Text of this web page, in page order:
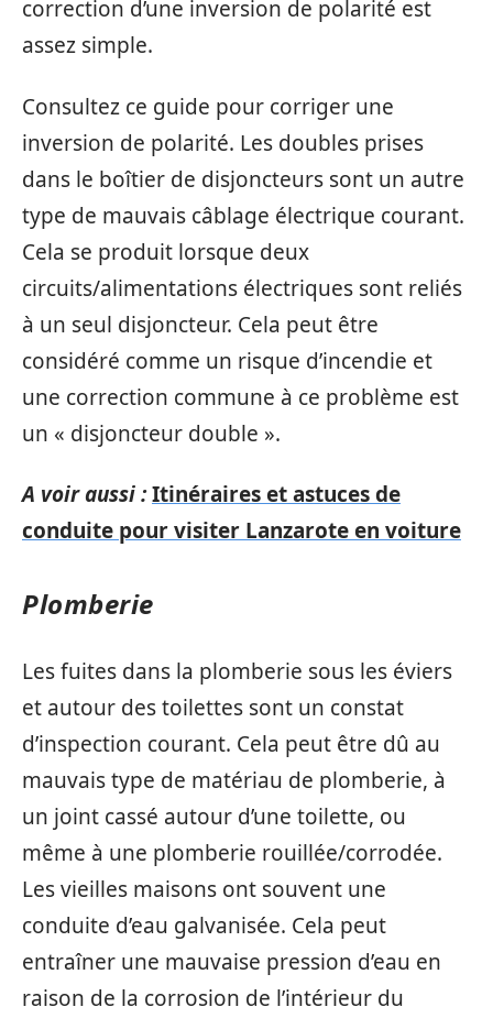
correction d’une inversion de polarité est
assez simple.
Consultez ce guide pour corriger une
inversion de polarité. Les doubles prises
dans le boîtier de disjoncteurs sont un autre
type de mauvais câblage électrique courant.
Cela se produit lorsque deux
circuits/alimentations électriques sont reliés
à un seul disjoncteur. Cela peut être
considéré comme un risque d’incendie et
une correction commune à ce problème est
un « disjoncteur double ».
A voir aussi :Itinéraires et astuces de
conduite pour visiter Lanzarote en voiture
Plomberie
Les fuites dans la plomberie sous les éviers
et autour des toilettes sont un constat
d’inspection courant. Cela peut être dû au
mauvais type de matériau de plomberie, à
un joint cassé autour d’une toilette, ou
même à une plomberie rouillée/corrodée.
Les vieilles maisons ont souvent une
conduite d’eau galvanisée. Cela peut
entraîner une mauvaise pression d’eau en
raison de la corrosion de l’intérieur du